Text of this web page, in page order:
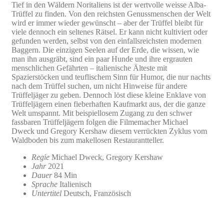
Tief in den Wäldern Noritaliens ist der wertvolle weisse Alba-
Trüffel zu finden. Von den reichsten Genussmenschen der Welt
wird er immer wieder gewünscht – aber der Trüffel bleibt für
viele dennoch ein seltenes Rätsel. Er kann nicht kultiviert oder
gefunden werden, selbst von den einfallsreichsten modernen
Baggern. Die einzigen Seelen auf der Erde, die wissen, wie
man ihn ausgräbt, sind ein paar Hunde und ihre ergrauten
menschlichen Gefährten – italienische Älteste mit
Spazierstöcken und teuflischem Sinn für Humor, die nur nachts
nach dem Trüffel suchen, um nicht Hinweise für andere
Trüffeljäger zu geben. Dennoch löst diese kleine Enklave von
Trüffeljägern einen fieberhaften Kaufmarkt aus, der die ganze
Welt umspannt. Mit beispiellosem Zugang zu den schwer
fassbaren Trüffeljägern folgen die Filmemacher Michael
Dweck und Gregory Kershaw diesem verrückten Zyklus vom
Waldboden bis zum makellosen Restaurantteller.
Regie Michael Dweck, Gregory Kershaw
Jahr2021
Dauer84 Min
Sprache Italienisch
Untertitel Deutsch, Französisch